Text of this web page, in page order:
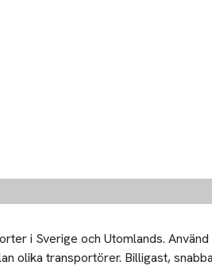
i Sverige och Utomlands.
olika transportörer. Billigast,